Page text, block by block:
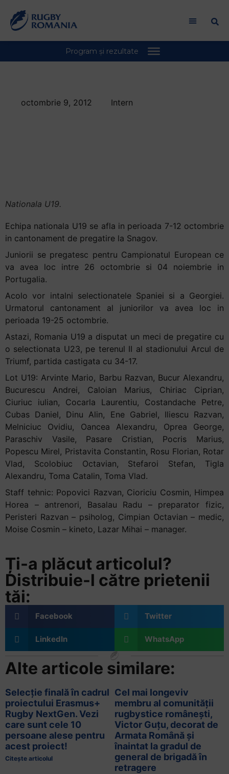
octombrie 9, 2012 Intern
Nationala U19.
Echipa nationala U19 se afla in perioada 7-12 octombrie
in cantonament de pregatire la Snagov.
Juniorii se pregatesc pentru Campionatul European ce
va avea loc intre 26 octombrie si 04 noiembrie in
Portugalia.
Acolo vor intalni selectionatele Spaniei si a Georgiei.
Urmatorul cantonament al juniorilor va avea loc in
perioada 19-25 octombrie.
Astazi, Romania U19 a disputat un meci de pregatire cu
o selectionata U23, pe terenul II al stadionului Arcul de
Triumf, partida castigata cu 34-17.
Lot U19: Arvinte Mario, Barbu Razvan, Bucur Alexandru,
Bucurescu Andrei, Caloian Marius, Chiriac Ciprian,
Ciuriuc iulian, Cocarla Laurentiu, Costandache Petre,
Cubas Daniel, Dinu Alin, Ene Gabriel, Iliescu Razvan,
Melniciuc Ovidiu, Oancea Alexandru, Oprea George,
Paraschiv Vasile, Pasare Cristian, Pocris Marius,
Popescu Mirel, Pristavita Constantin, Rosu Florian, Rotar
Vlad, Scolobiuc Octavian, Stefaroi Stefan, Tigla
Alexandru, Toma Catalin, Toma Vlad.
Staff tehnic: Popovici Razvan, Cioriciu Cosmin, Himpea
Horea – antrenori, Basalau Radu – preparator fizic,
Peristeri Razvan – psiholog, Cimpian Octavian – medic,
Moise Cosmin – kineto, Lazar Mihai – manager.
Ți-a plăcut articolul?
Distribuie-l către prietenii
tăi:
Facebook Twitter
LinkedIn WhatsApp
Alte articole similare:
Selecție finală în cadrul
proiectului Erasmus+
Rugby NextGen. Vezi
care sunt cele 10
persoane alese pentru
acest proiect!
Citește articolul
Cel mai longeviv
membru al comunității
rugbystice românești,
Victor Guțu, decorat de
Armata Română și
înaintat la gradul de
general de brigadă în
retragere